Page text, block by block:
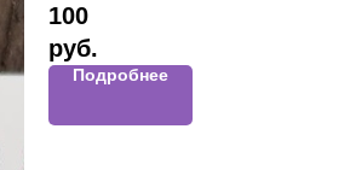
100
руб.
Подробнее